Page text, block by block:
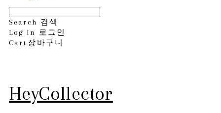
Search 검색
Log In
로그인
Cart 장바구니
HeyCollector